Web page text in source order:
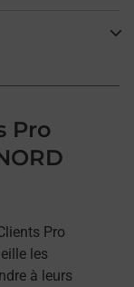
Pro
Pro
les
à leurs